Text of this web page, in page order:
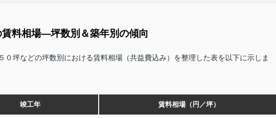
料相場—坪数別＆築年別の傾向
０坪などの坪数別における賃料相場（共益費込み）を整理した表を以下に示しま
竣工年 賃料相場（円／坪）